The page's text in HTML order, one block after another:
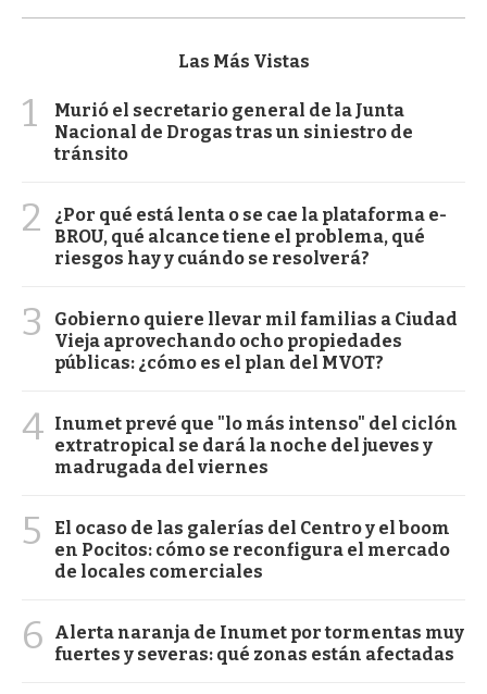
Las Más Vistas
1
Murió el secretario general de la Junta
Nacional de Drogas tras un siniestro de
tránsito
2
¿Por qué está lenta o se cae la plataforma e-
BROU, qué alcance tiene el problema, qué
riesgos hay y cuándo se resolverá?
3
Gobierno quiere llevar mil familias a Ciudad
Vieja aprovechando ocho propiedades
públicas: ¿cómo es el plan del MVOT?
4 Inumet prevé que "lo más intenso" del ciclón
extratropical se dará la noche del jueves y
madrugada del viernes
5
El ocaso de las galerías del Centro y el boom
en Pocitos: cómo se reconfigura el mercado
de locales comerciales
6
Alerta naranja de Inumet por tormentas muy
fuertes y severas: qué zonas están afectadas